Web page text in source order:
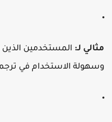
لـ: المستخدمين الذين
الاستخدام في ترجمة